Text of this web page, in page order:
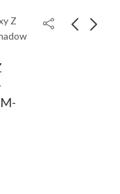
Z
SIMフリー】
5G Dual SIM
512GB –
12GB/512GB Graphite
Gray – Global Version